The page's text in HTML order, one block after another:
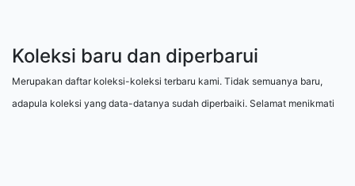
Koleksi baru dan diperbarui
Merupakan daftar koleksi-koleksi terbaru kami. Tidak semuanya baru,
adapula koleksi yang data-datanya sudah diperbaiki. Selamat menikmati